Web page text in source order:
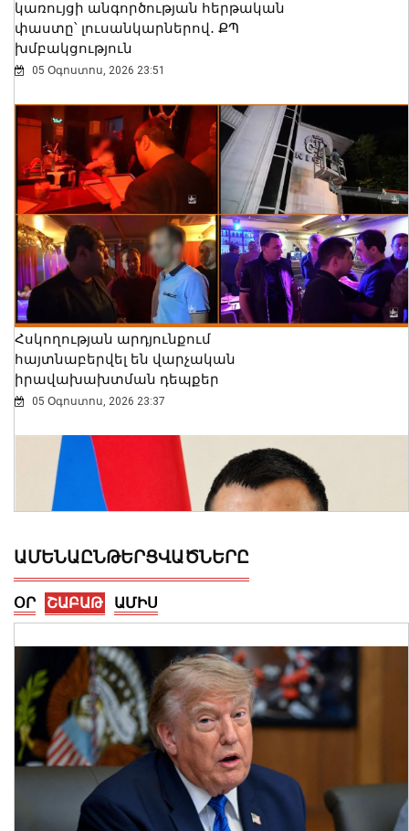
կառույցի անգործության հերթական
փաստը՝ լուսանկարներով․ ՔՊ
խմբակցություն
05 Օգոստոս, 2026 23:51
Հսկողության արդյունքում
հայտնաբերվել են վարչական
իրավախախտման դեպքեր
05 Օգոստոս, 2026 23:37
Արմեն Մամաջանյանը նշանակվել է ԱԺ
նախագահի տեղակալի խորհրդական
05 Օգոստոս, 2026 23:31
ԱՄԵՆԱԸՆԹԵՐՑՎԱԾՆԵՐԸ
ՕՐ ՇԱԲԱԹ ԱՄԻՍ